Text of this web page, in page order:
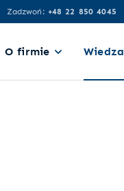
Zadzwoń: +48 22 850 4045
O firmie Wiedza